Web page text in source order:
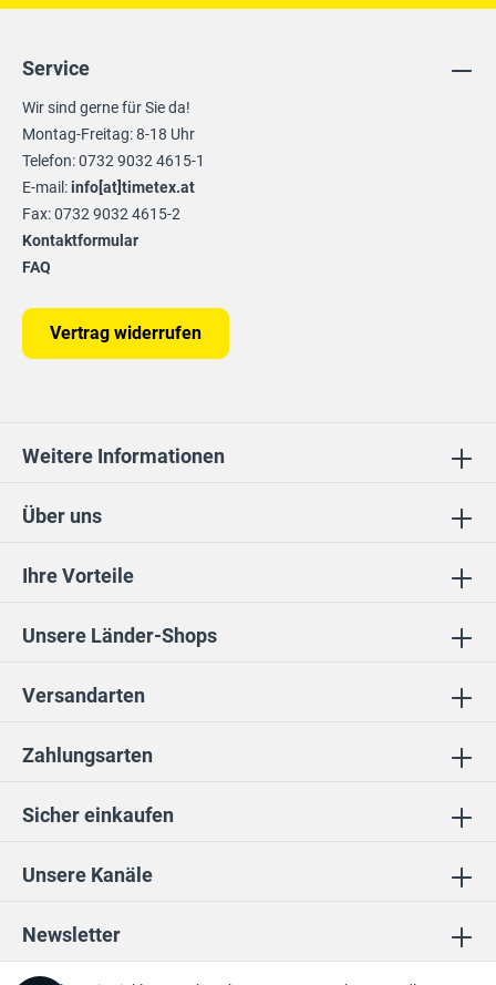
Unsere Kanäle
Ihre Vorteile
Unsere Länder-Shops
Sicher einkaufen
Über uns
Newsletter
Service
Wir sind gerne für Sie da!
Montag-Freitag: 8-18 Uhr
Telefon: 0732 9032 4615-1
E-mail:info[at]timetex.at
Fax: 0732 9032 4615-2
Kontaktformular
FAQ
Vertrag widerrufen
Weitere Informationen
Zahlungsarten
Versandarten